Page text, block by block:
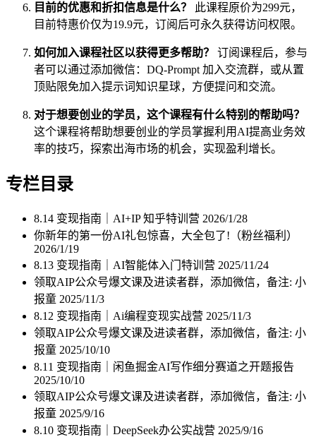
目前的优惠和折扣信息是什么？
此课程原价为299元，
目前特惠价仅为19.9元，订阅后可永久获得访问权限。
如何加入课程社区以获得更多帮助？
订阅课程后，参与
者可以通过添加微信：DQ-Prompt 加入交流群，或从置
顶贴限免加入提示词知识星球，方便提问和交流。
对于想要创业的学员，这个课程有什么特别的帮助吗？
这个课程将帮助想要创业的学员掌握利用AI提高业务效
率的技巧，探索出海市场的机会，实现盈利增长。
专栏目录
8.14 变现指南｜AI+IP 知乎特训营 2026/1/28
你新年的第一份AI礼包惊喜，大全包了!（粉丝福利）
2026/1/19
8.13 变现指南｜AI智能体入门特训营 2025/11/24
领取AIP公众号爆文课及进读者群，添加微信，备注: 小
报童 2025/11/3
8.12 变现指南｜Ai编程变现实战营 2025/11/3
领取AIP公众号爆文课及进读者群，添加微信，备注: 小
报童 2025/10/10
8.11 变现指南｜闲鱼掘金AI写作细分赛道之开题报告
2025/10/10
领取AIP公众号爆文课及进读者群，添加微信，备注: 小
报童 2025/9/16
8.10 变现指南｜DeepSeek办公实战营 2025/9/16